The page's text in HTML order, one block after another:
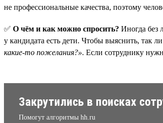
не профессиональные качества, поэтому
✅ О чём и как можно спросить? Иногда без
у кандидата есть дети. Чтобы выяснить, так
какие-то пожелания?». Если сотруднику
Закрутились в поисках
Помогут алгоритмы hh.ru